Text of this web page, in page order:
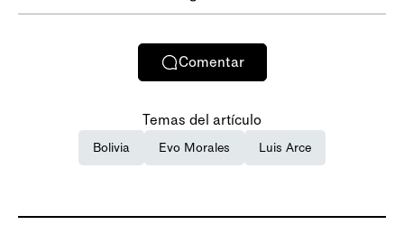
Comentar
Temas del artículo
Bolivia Evo Morales Luis Arce